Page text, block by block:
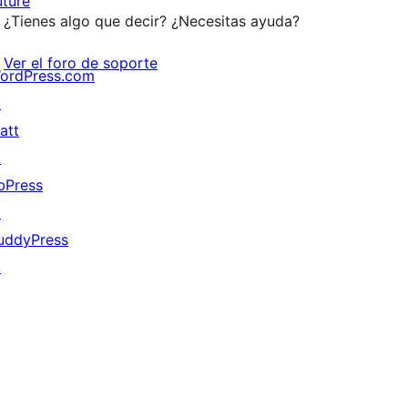
¿Tienes algo que decir? ¿Necesitas ayuda?
Ver el foro de soporte